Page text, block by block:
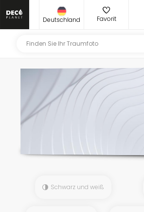
Deutschland Favorit
Schwarz und weiß